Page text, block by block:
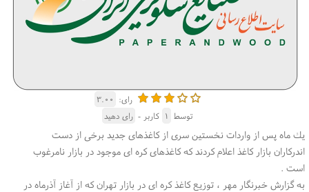
رای: ۳.۰۰
توسط ۱ کاربر - رای دهید
یك ماه پس از واردات نخستین سری از كاغذهای جدید برخی از دست
اندركاران بازار كاغذ اعلام كردند كه كاغذهای كره ای موجود در بازار نامرغوب
است .
به گزارش خبرنگار مهر ، توزیع كاغذ كره ای در بازار تهران كه از آغاز آذرماه در